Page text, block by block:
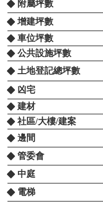
附屬坪數
增建坪數
車位坪數
公共設施坪數
土地登記總坪數
凶宅
建材
社區/大樓/建案
邊間
管委會
中庭
電梯